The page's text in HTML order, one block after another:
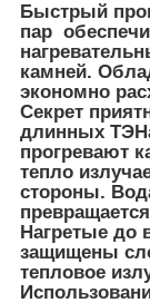
Быстрый
пар
камней.
экономно
Секрет
длинных
прогревают
тепло
стороны.
Нагретые до
защищены
тепловое